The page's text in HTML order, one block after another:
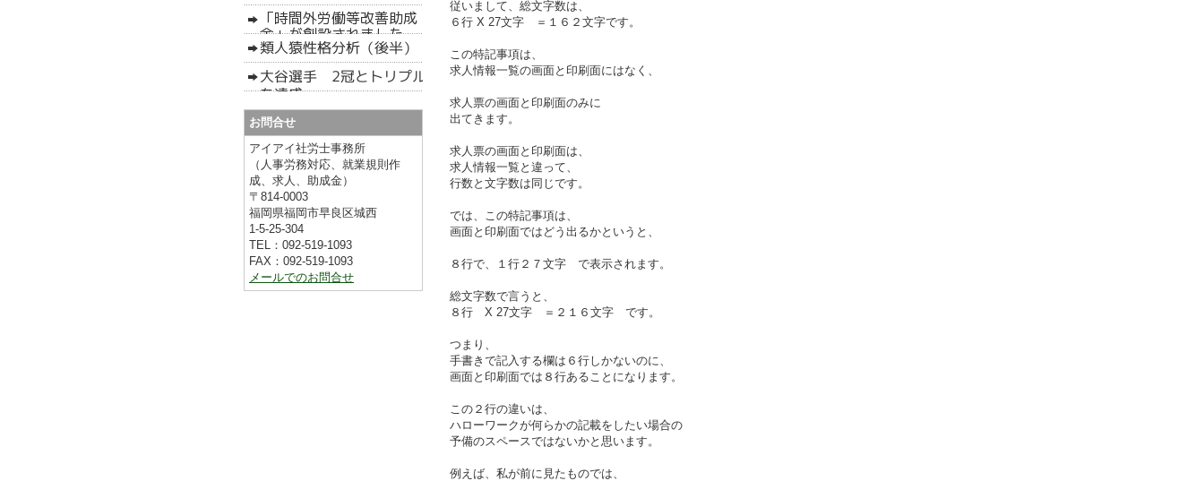
従いまして、総文字数は、
６行 X 27文字 ＝１６２文字です。
この特記事項は、
求人情報一覧の画面と印刷面にはなく、
求人票の画面と印刷面のみに
出てきます。
求人票の画面と印刷面は、
求人情報一覧と違って、
行数と文字数は同じです。
では、この特記事項は、
画面と印刷面ではどう出るかというと、
８行で、１行２７文字 で表示されます。
総文字数で言うと、
８行 X 27文字 ＝２１６文字 です。
つまり、
手書きで記入する欄は６行しかないのに、
画面と印刷面では８行あることになります。
この２行の違いは、
ハローワークが何らかの記載をしたい場合の
予備のスペースではないかと思います。
例えば、私が前に見たものでは、
お問合せ
アイアイ社労士事務所
（人事労務対応、就業規則作
成、求人、助成金）
〒814-0003
福岡県福岡市早良区城西
1-5-25-304
TEL：092-519-1093
FAX：092-519-1093
メールでのお問合せ